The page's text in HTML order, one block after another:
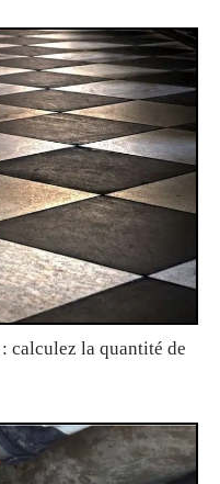
calculez la quantité de